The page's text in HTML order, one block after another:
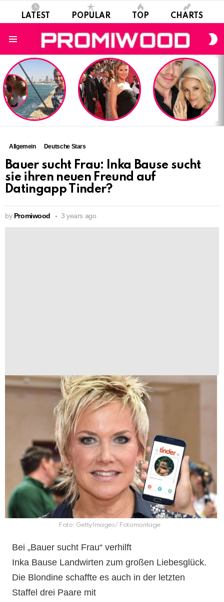
LATEST POPULAR TOP CHARTS
LATEST
STORIES
Allgemein Deutsche Stars
Bauer sucht Frau: Inka Bause sucht
sie ihren neuen Freund auf
Datingapp Tinder?
by Promiwood 3 years ago
Foto: GettyImages/ Fotomontage
Bei „Bauer sucht Frau“ verhilft
Inka Bause Landwirten zum großen Liebesglück.
Die Blondine schaffte es auch in der letzten
Staffel drei Paare mit